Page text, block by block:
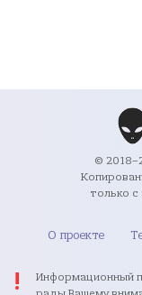
©
только с
О проекте
Информационный